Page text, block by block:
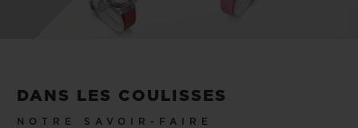
DANS LES COULISSES
NOTRE SAVOIR-FAIRE